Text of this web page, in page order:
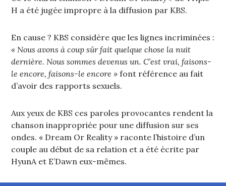
H a été jugée impropre à la diffusion par KBS.
En cause ? KBS considère que les lignes incriminées :
« Nous avons à coup sûr fait quelque chose la nuit
dernière. Nous sommes devenus un. C’est vrai, faisons-
le encore, faisons-le encore » font référence au fait
d’avoir des rapports sexuels.
Aux yeux de KBS ces paroles provocantes rendent la
chanson inappropriée pour une diffusion sur ses
ondes. « Dream Or Reality » raconte l’histoire d’un
couple au début de sa relation et a été écrite par
HyunA et E’Dawn eux-mêmes.